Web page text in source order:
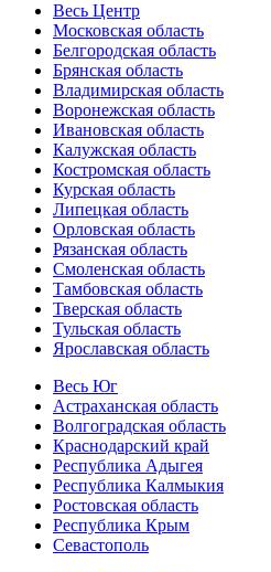
Весь Центр
Московская область
Белгородская область
Брянская область
Владимирская область
Воронежская область
Ивановская область
Калужская область
Костромская область
Курская область
Липецкая область
Орловская область
Рязанская область
Смоленская область
Тамбовская область
Тверская область
Тульская область
Ярославская область
Весь Юг
Астраханская область
Волгоградская область
Краснодарский край
Республика Адыгея
Республика Калмыкия
Ростовская область
Республика Крым
Севастополь